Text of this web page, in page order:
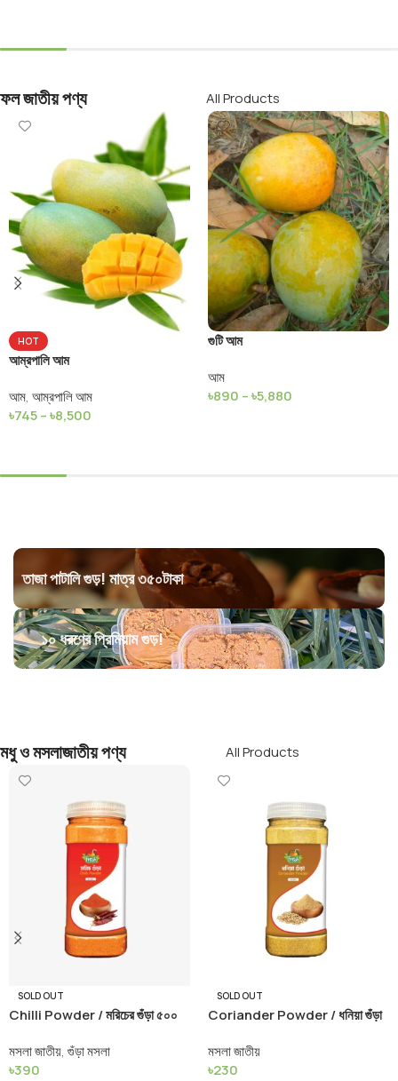
ফল জাতীয় পণ্য All Products
HOT
আম্রপালি আম
আম, আম্রপালি আম
৳745–৳8,500
গুটি আম
আম
৳890 –৳5,880
তাজা পাটালি গুড়! মাত্র ৩৫০টাকা
১০ ধরণের প্রিমিয়াম গুড়!
মধু ও মসলাজাতীয় পণ্য All Products
SOLD OUT
Chilli Powder / মরিচের গুঁড়া ৫০০
মসলা জাতীয়, গুঁড়া মসলা
৳390
SOLD OUT
Coriander Powder / ধনিয়া গুঁড়া
মসলা জাতীয়
৳230